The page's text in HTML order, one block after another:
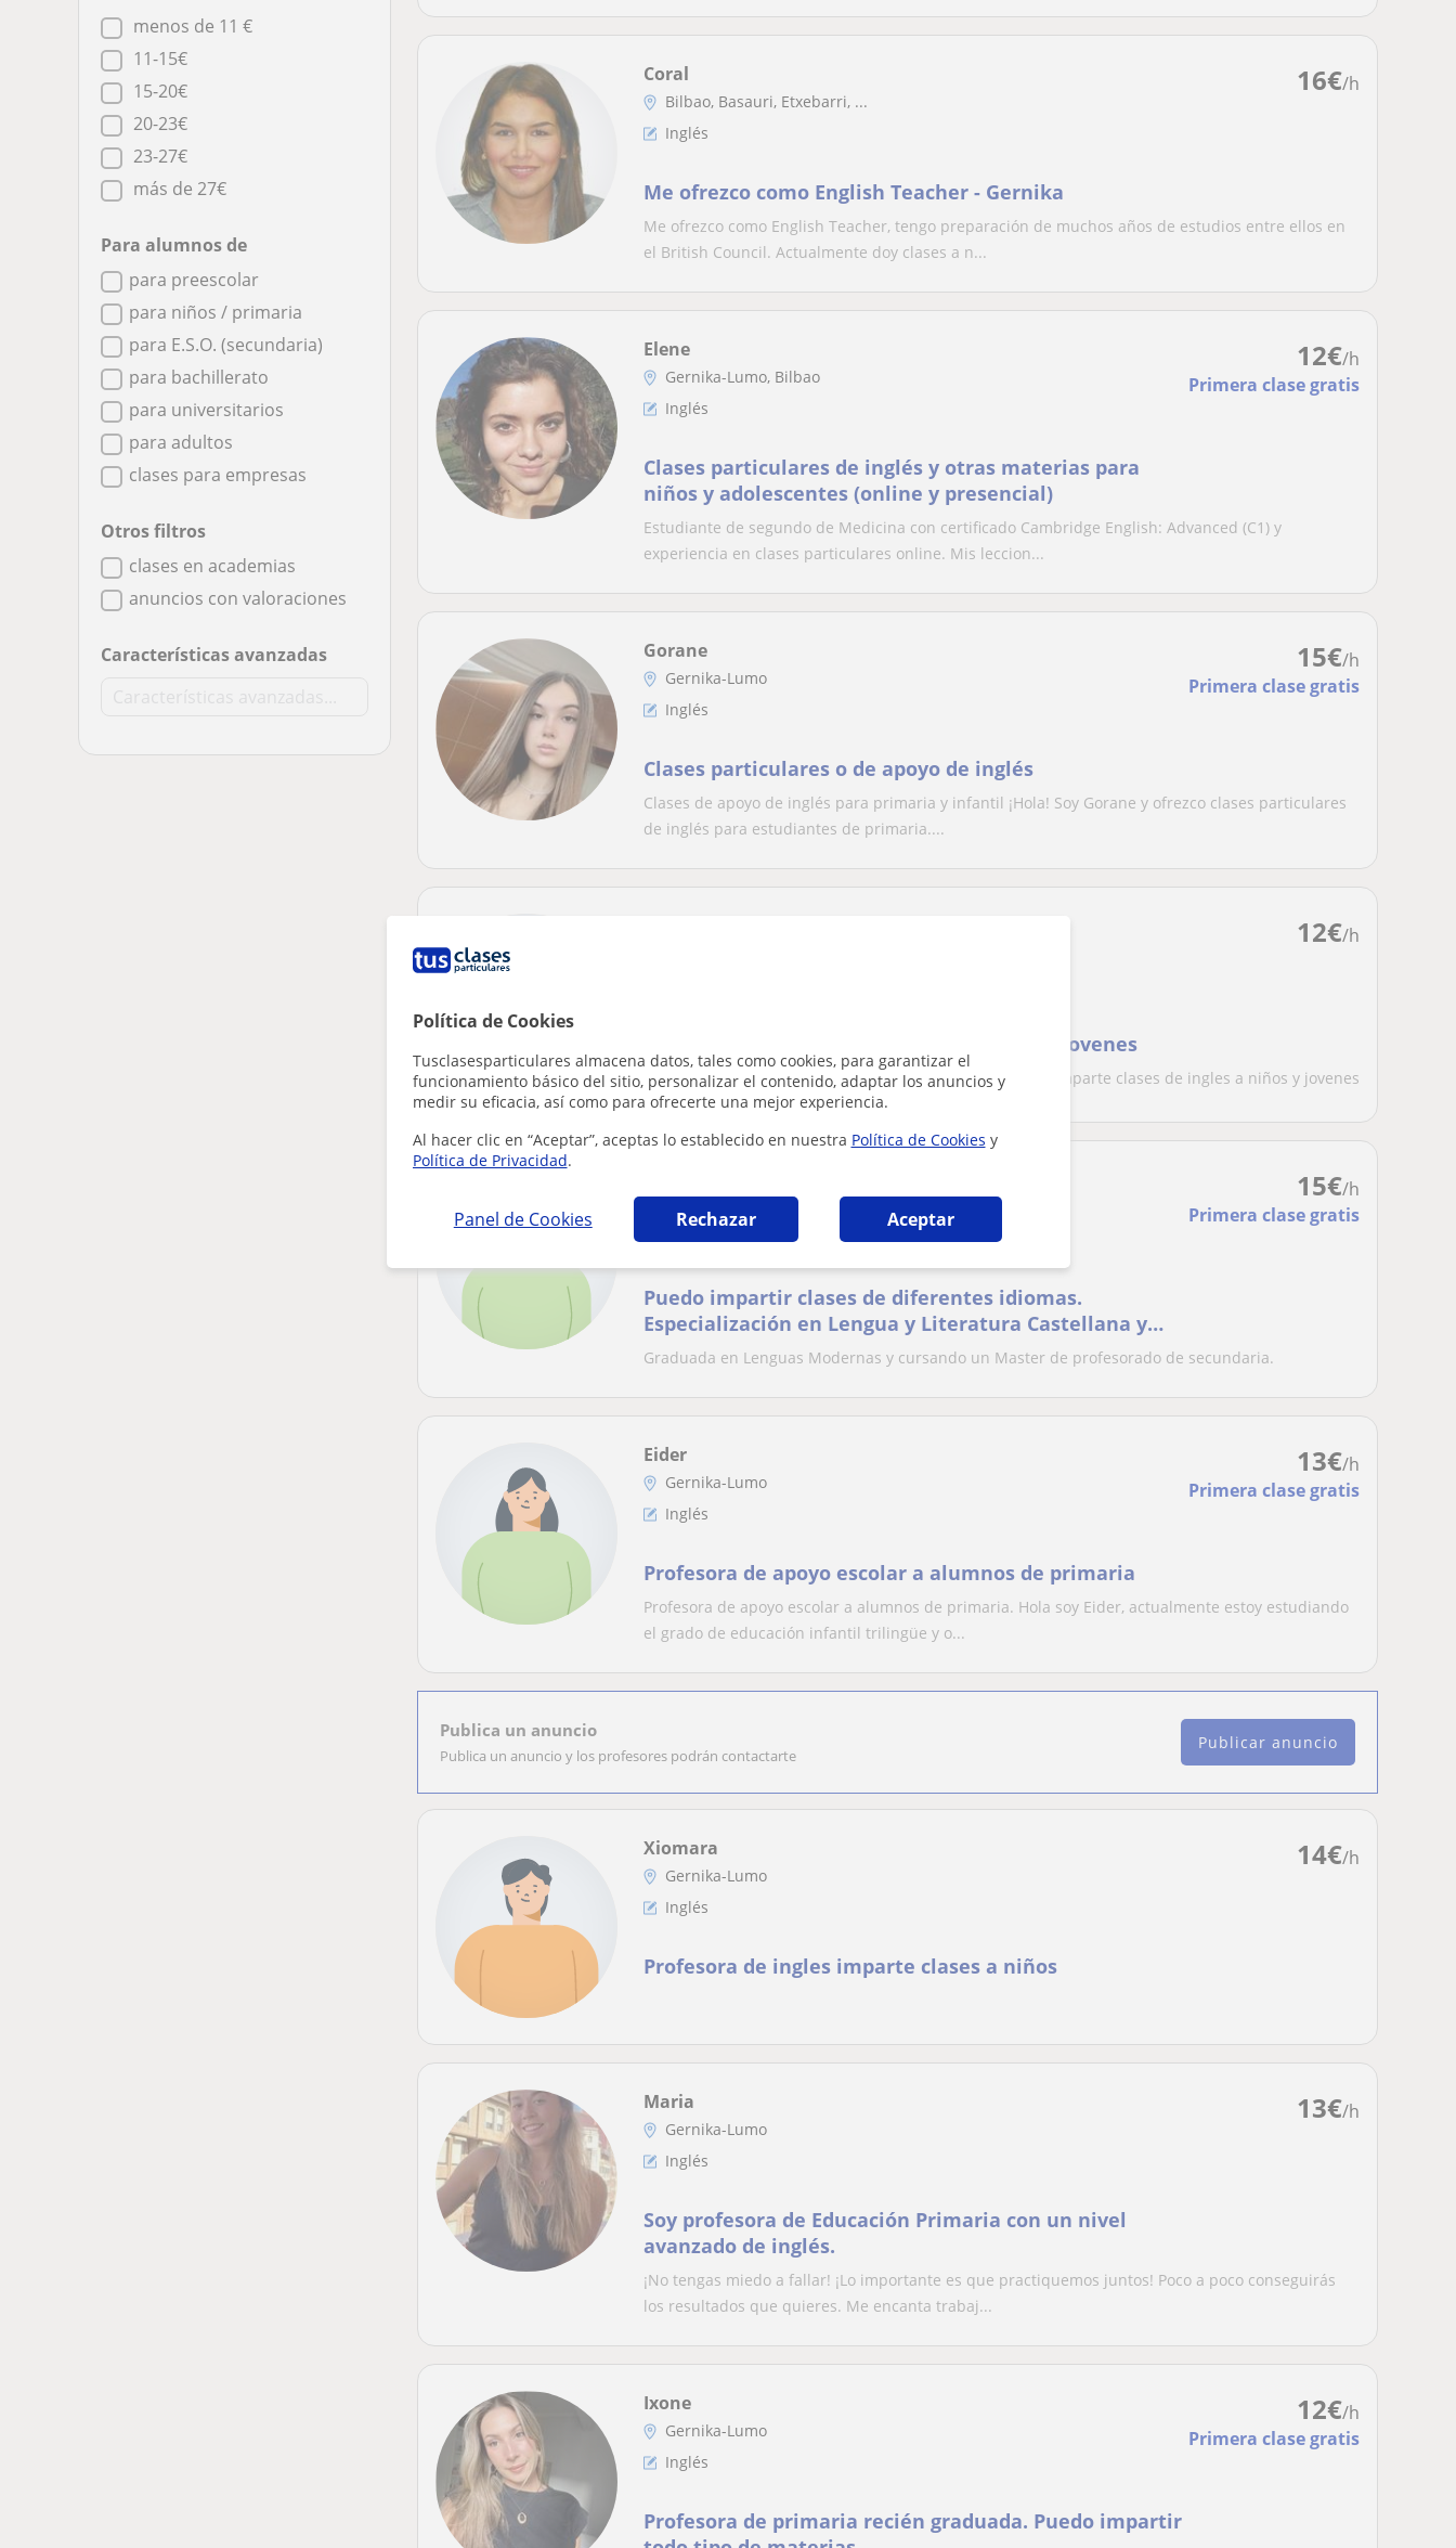
Política de Cookies
Tusclasesparticulares almacena datos, tales como cookies, para garantizar el
funcionamiento básico del sitio, personalizar el contenido, adaptar los anuncios y
medir su eficacia, así como para ofrecerte una mejor experiencia.
Al hacer clic en “Aceptar”, aceptas lo establecido en nuestra Política de Cookies y
Política de Privacidad.
Panel de Cookies Rechazar Aceptar
menos de 11 €
11-15€
15-20€
20-23€
23-27€
más de 27€
Para alumnos de
para preescolar
para niños / primaria
para E.S.O. (secundaria)
para bachillerato
para universitarios
para adultos
clases para empresas
Otros filtros
clases en academias
anuncios con valoraciones
Características avanzadas
16€/h
Coral
Bilbao, Basauri, Etxebarri, ...
Inglés
Me ofrezco como English Teacher - Gernika
Me ofrezco como English Teacher, tengo preparación de muchos años de estudios entre ellos en
el British Council. Actualmente doy clases a n...
12€/h
Primera clase gratis
Elene
Gernika-Lumo, Bilbao
Inglés
Clases particulares de inglés y otras materias para
niños y adolescentes (online y presencial)
Estudiante de segundo de Medicina con certificado Cambridge English: Advanced (C1) y
experiencia en clases particulares online. Mis leccion...
15€/h
Primera clase gratis
Gorane
Gernika-Lumo
Inglés
Clases particulares o de apoyo de inglés
Clases de apoyo de inglés para primaria y infantil ¡Hola! Soy Gorane y ofrezco clases particulares
de inglés para estudiantes de primaria....
12€/h
Doy clases particulares de ingles a niños y jovenes
Chica joven diplomada en Magisterio Lengua Extranjera imparte clases de ingles a niños y jovenes
15€/h
Primera clase gratis
Gernika-Lumo, Ajangiz, Forua,...
Inglés
Puedo impartir clases de diferentes idiomas.
Especialización en Lengua y Literatura Castellana y
Estudios Ingleses
Graduada en Lenguas Modernas y cursando un Master de profesorado de secundaria.
13€/h
Primera clase gratis
Eider
Gernika-Lumo
Inglés
Profesora de apoyo escolar a alumnos de primaria
Profesora de apoyo escolar a alumnos de primaria. Hola soy Eider, actualmente estoy estudiando
el grado de educación infantil trilingüe y o...
Publica un anuncio
Publica un anuncio y los profesores podrán contactarte
Publicar anuncio
14€/h
Xiomara
Gernika-Lumo
Inglés
Profesora de ingles imparte clases a niños
13€/h
Maria
Gernika-Lumo
Inglés
Soy profesora de Educación Primaria con un nivel
avanzado de inglés.
¡No tengas miedo a fallar! ¡Lo importante es que practiquemos juntos! Poco a poco conseguirás
los resultados que quieres. Me encanta trabaj...
12€/h
Primera clase gratis
Ixone
Gernika-Lumo
Inglés
Profesora de primaria recién graduada. Puedo impartir